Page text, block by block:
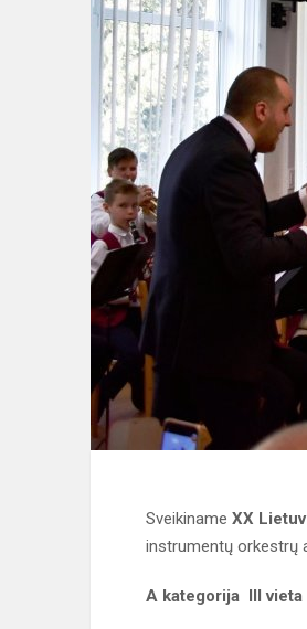
Sveikiname XX
instrumentų orkestrų
A kategorija III vieta